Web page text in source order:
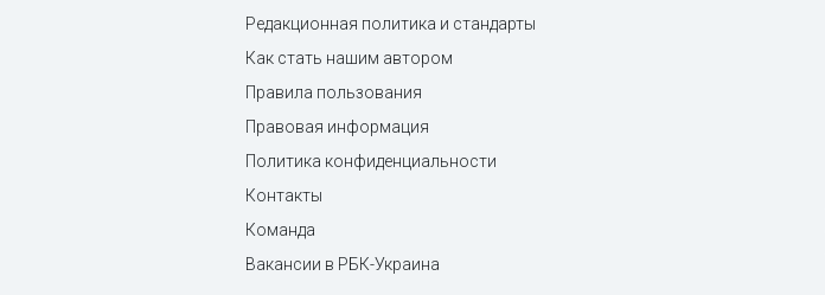
Редакционная политика и стандарты
Как стать нашим автором
Правила пользования
Правовая информация
Политика конфиденциальности
Контакты
Команда
Вакансии в РБК-Украина